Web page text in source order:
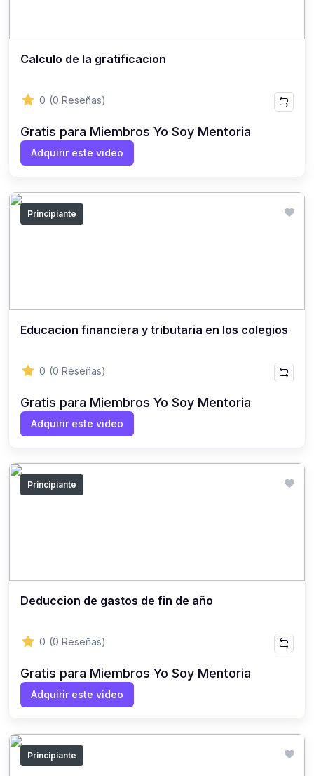
Calculo de la gratificacion
0 (0 Reseñas)
Gratis para Miembros Yo Soy Mentoria
Adquirir este video
Principiante
Educacion financiera y tributaria en los colegios
0 (0 Reseñas)
Gratis para Miembros Yo Soy Mentoria
Adquirir este video
Principiante
Deduccion de gastos de fin de año
0 (0 Reseñas)
Gratis para Miembros Yo Soy Mentoria
Adquirir este video
Principiante